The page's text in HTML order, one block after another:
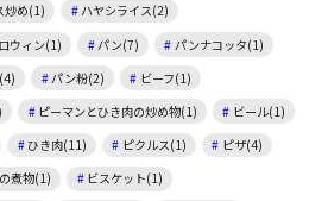
炒め(1)
ハヤシライス(2)
ウィン(1) パン(7)
パンナコッタ(1)
パン粉(2)
ビーフ(1)
ピーマンとひき肉の炒め物(1)
ビール(1)
ひき肉(11) ピクルス(1)
ピザ(4)
煮物(1)
ビスケット(1)